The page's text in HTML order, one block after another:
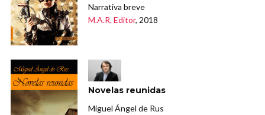
Narrativa breve
M.A.R. Editor, 2018
Novelas reunidas
Miguel Ángel de Rus